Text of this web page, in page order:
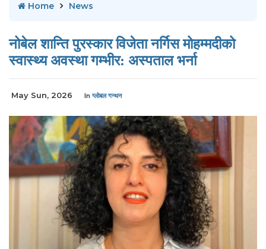
Home News
नोबेल शान्ति पुरस्कार विजेता नर्गिस मोहम्मदीको
स्वास्थ्य अवस्था गम्भीर: अस्पताल भर्ना
May Sun, 2026 In ग्लोबल गन्थन